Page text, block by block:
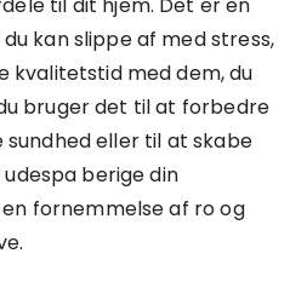
kan slippe af med stress,
kvalitetstid med dem, du
bruger det til at forbedre
eller til at skabe
berige din
fornemmelse af ro og